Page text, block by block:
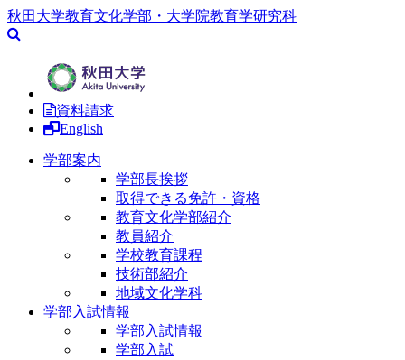
秋田大学教育文化学部・大学院教育学研究科
資料請求
English
学部案内
学部長挨拶
取得できる免許・資格
教育文化学部紹介
教員紹介
学校教育課程
技術部紹介
地域文化学科
学部入試情報
学部入試情報
学部入試